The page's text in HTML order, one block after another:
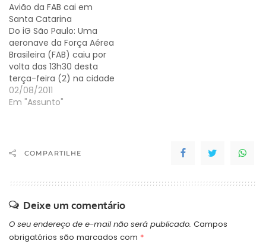
Cruzeiro do Sul (AC) e
Tabatinga (AM). A
informação foi
confirmada, em nota
oficial, pelo Comando da
Aeronáutica. Dois…
Avião da FAB cai em
Santa Catarina
Do iG São Paulo: Uma
aeronave da Força Aérea
Brasileira (FAB) caiu por
volta das 13h30 desta
terça-feira (2) na cidade
de Bom Jardim da Serra,
na serra de Santa
98A Grand Caravan do 5°
02/08/2011
Em "Assunto"
COMPARTILHE
Deixe um comentário
O seu endereço de e-mail não será publicado. Campos
obrigatórios são marcados com *